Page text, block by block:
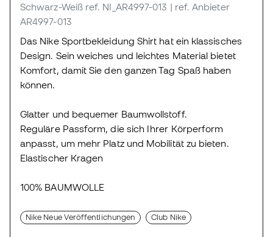
Schwarz-Weiß ref. NI_AR4997-013 | ref. Anbieter
AR4997-013
Das Nike Sportbekleidung Shirt hat ein klassisches
Design. Sein weiches und leichtes Material bietet
Komfort, damit Sie den ganzen Tag Spaß haben
können.
Glatter und bequemer Baumwollstoff.
Reguläre Passform, die sich Ihrer Körperform
anpasst, um mehr Platz und Mobilität zu bieten.
Elastischer Kragen
100% BAUMWOLLE
Nike Neue Veröffentlichungen Club Nike